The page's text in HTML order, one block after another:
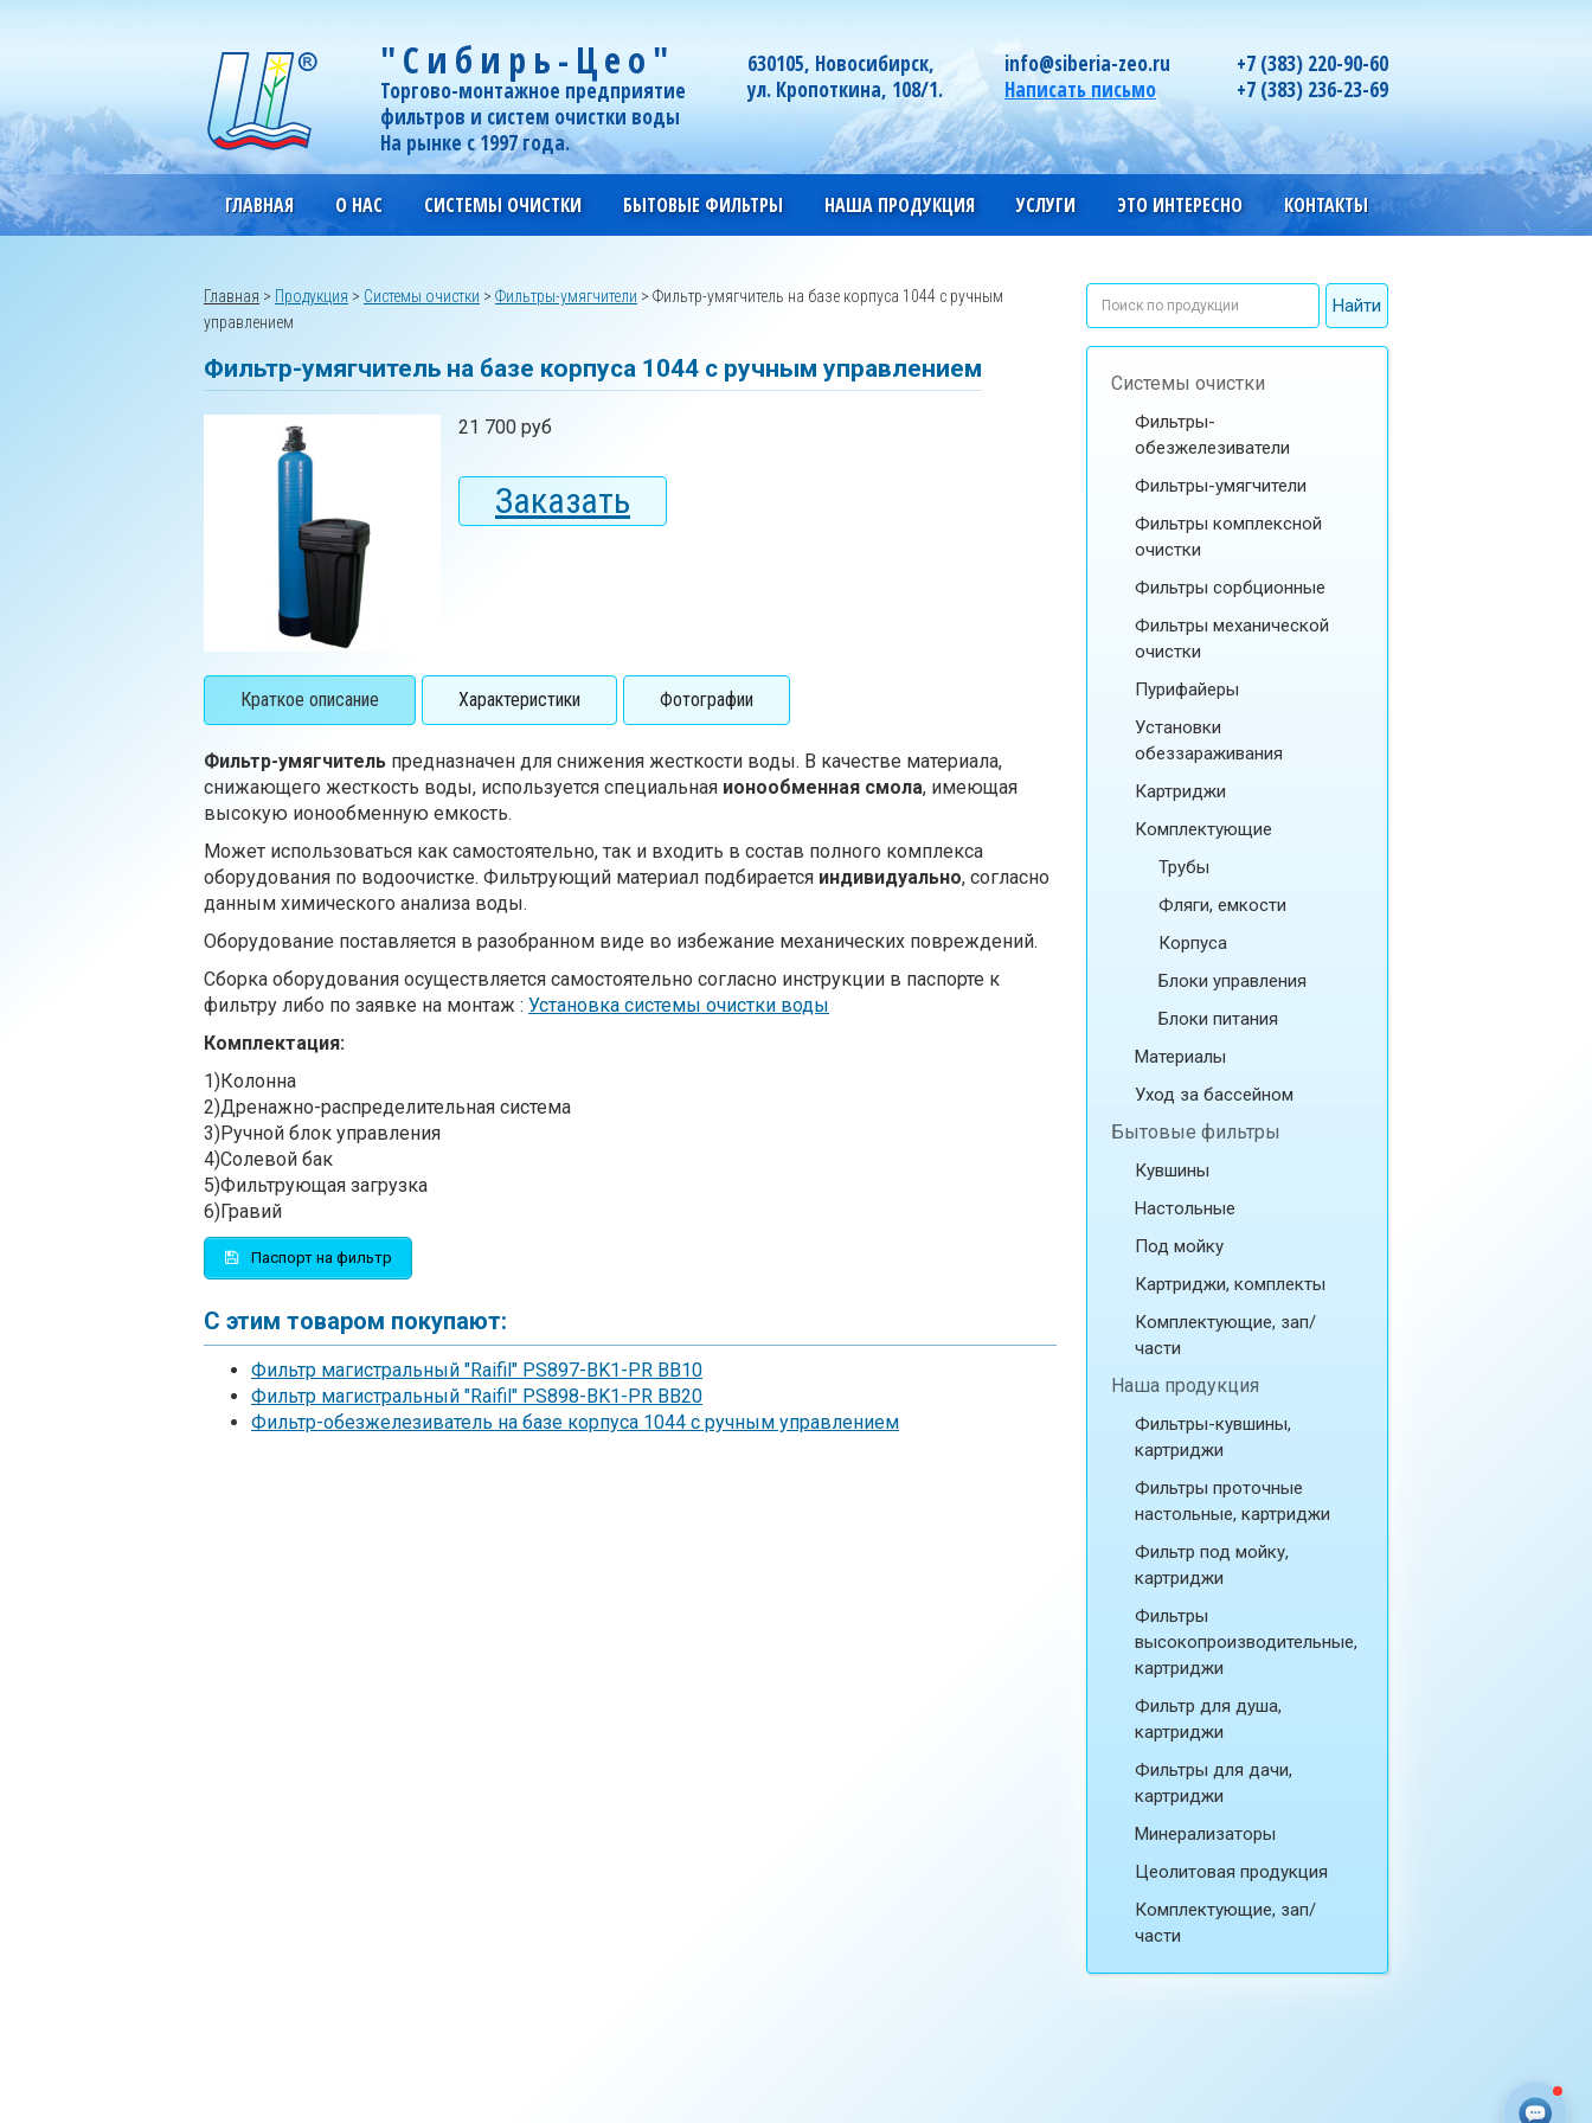
"Сибирь-Цео"
Торгово-монтажное предприятие
фильтров и систем очистки воды
На рынке с 1997 года.
630105, Новосибирск,
ул. Кропоткина, 108/1.
info@siberia-zeo.ru
Написать письмо
+7 (383) 220-90-60
+7 (383) 236-23-69
ГЛАВНАЯ О НАС СИСТЕМЫ ОЧИСТКИ БЫТОВЫЕ ФИЛЬТРЫ НАША ПРОДУКЦИЯ УСЛУГИ ЭТО ИНТЕРЕСНО КОНТАКТЫ
Главная > Продукция > Системы очистки > Фильтры-умягчители > Фильтр-умягчитель на базе корпуса 1044 с ручным
управлением
Фильтр-умягчитель на базе корпуса 1044 с ручным управлением
21 700 руб
Заказать
Краткое описание Характеристики Фотографии
Фильтр-умягчитель предназначен для снижения жесткости воды. В качестве материала,
снижающего жесткость воды, используется специальная ионообменная смола, имеющая
высокую ионообменную емкость.
Может использоваться как самостоятельно, так и входить в состав полного комплекса
оборудования по водоочистке. Фильтрующий материал подбирается индивидуально, согласно
данным химического анализа воды.
Оборудование поставляется в разобранном виде во избежание механических повреждений.
Сборка оборудования осуществляется самостоятельно согласно инструкции в паспорте к
фильтру либо по заявке на монтаж : Установка системы очистки воды
Комплектация:
1)Колонна
2)Дренажно-распределительная система
3)Ручной блок управления
4)Солевой бак
5)Фильтрующая загрузка
6)Гравий
Паспорт на фильтр
С этим товаром покупают:
Фильтр магистральный "Raifil" PS897-BK1-PR BB10
Фильтр магистральный "Raifil" PS898-BK1-PR BB20
Фильтр-обезжелезиватель на базе корпуса 1044 с ручным управлением
Системы очистки
Фильтры-
обезжелезиватели
Фильтры-умягчители
Фильтры комплексной
очистки
Фильтры сорбционные
Фильтры механической
очистки
Пурифайеры
Установки
обеззараживания
Картриджи
Комплектующие
Трубы
Фляги, емкости
Корпуса
Блоки управления
Блоки питания
Материалы
Уход за бассейном
Бытовые фильтры
Кувшины
Настольные
Под мойку
Картриджи, комплекты
Комплектующие, зап/
части
Наша продукция
Фильтры-кувшины,
картриджи
Фильтры проточные
настольные, картриджи
Фильтр под мойку,
картриджи
Фильтры
высокопроизводительные,
картриджи
Фильтр для душа,
картриджи
Фильтры для дачи,
картриджи
Минерализаторы
Цеолитовая продукция
Комплектующие, зап/
части